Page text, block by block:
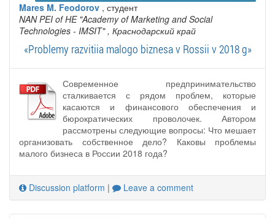
Mares M. Feodorov , студент
NAN PEI of HE "Academy of Marketing and Social
Technologies - IMSIT" , Краснодарский край
«Problemy razvitiia malogo biznesa v Rossii v 2018 g»
Современное предпринимательство
сталкивается с рядом проблем, которые
касаются и финансового обеспечения и
бюрократических проволочек. Автором
рассмотрены следующие вопросы: Что мешает
организовать собственное дело? Каковы проблемы
малого бизнеса в России 2018 года?
Discussion platform | Leave a comment